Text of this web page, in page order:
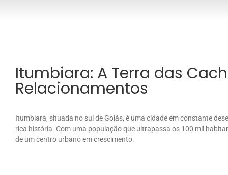
Itumbiara: A Terra das
Relacionamentos
Itumbiara, situada no sul de Goiás, é uma cidade em constante
rica história. Com uma população que ultrapassa os 100 mil
de um centro urbano em crescimento.